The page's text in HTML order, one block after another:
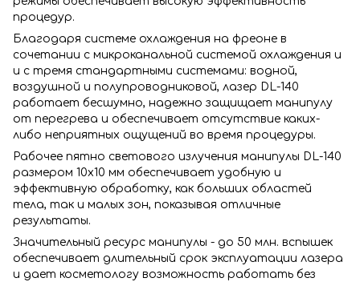
процедур.
Благодаря системе охлаждения на фреоне в
сочетании с микроканальной системой охлаждения и
и с тремя стандартными системами: водной,
воздушной и полупроводниковой, лазер DL-140
работает бесшумно, надежно защищает манипулу
от перегрева и обеспечивает отсутствие каких-
либо неприятных ощущений во время процедуры.
Рабочее пятно светового излучения манипулы DL-140
размером 10х10 мм обеспечивает удобную и
эффективную обработку, как больших областей
тела, так и малых зон, показывая отличные
результаты.
Значительный ресурс манипулы - до 50 млн. вспышек
обеспечивает длительный срок эксплуатации лазера
и дает косметологу возможность работать без